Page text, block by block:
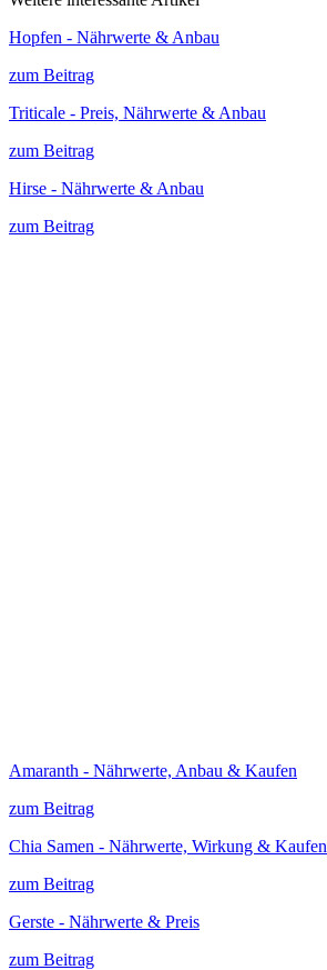
Hopfen - Nährwerte & Anbau
zum Beitrag
Triticale - Preis, Nährwerte & Anbau
zum Beitrag
Hirse - Nährwerte & Anbau
zum Beitrag
Amaranth - Nährwerte, Anbau & Kaufen
zum Beitrag
Chia Samen - Nährwerte, Wirkung & Kaufen
zum Beitrag
Gerste - Nährwerte & Preis
zum Beitrag